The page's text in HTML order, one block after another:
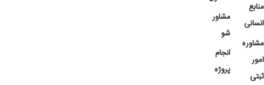
منابع
انسانی
مشاوره
امور
ثبتی
مشاور
شو
انجام
پروژه